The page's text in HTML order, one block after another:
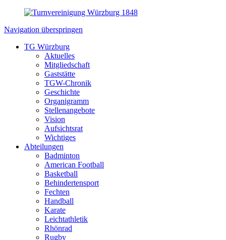
Navigation überspringen
TG Würzburg
Aktuelles
Mitgliedschaft
Gaststätte
TGW-Chronik
Geschichte
Organigramm
Stellenangebote
Vision
Aufsichtsrat
Wichtiges
Abteilungen
Badminton
American Football
Basketball
Behindertensport
Fechten
Handball
Karate
Leichtathletik
Rhönrad
Rugby